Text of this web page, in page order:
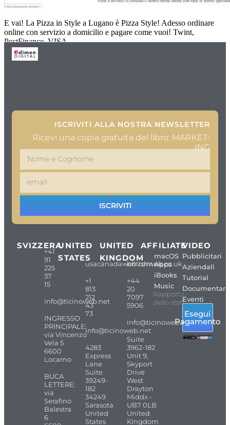
E vai! La Pizza in Style a Lugano è Pizza Style! Adesso ordinare
online con servizio a domicilio e pagare come vuoi! Twint,
PostFinance, VISA
ISCRIVITI ALLA NOSTRA NEWSLETTER
Ricevi una copia gratuita del libro: MARKET-
ING
ISCRIVITI
SVIZZERA
+41
91
225
37
15
info@ticinoweb.net
INGRESSO
PRINCIPALE:
via Vincenzo
Vela 5
6600
Locarno
BUCA
LETTERE:
via
Serafino
Balestra
6
UNITED
STATES
usacanadaweb.com
+1
813
212
43
73
info@ticinoweb.net
4283
Express
Lane
Suite
39249-
182
34249
Sarasota
United
States
UNITED
KINGDOM
britishweb.co.uk
+44
20
7097
5906
info@ticinoweb.net
Suite
3962-182
Unit 9,
Skyport
Drive
West
Drayton
Middx -
UB7 0LB
United
Kingdom
AFFILIATE
macOS
Apps
iBooks
Music
Rapporto
dello staff
VIDEO
Pubblicitari
Aziendali
Tutorial
Documentari
Eventi
Esegui
Pagamento